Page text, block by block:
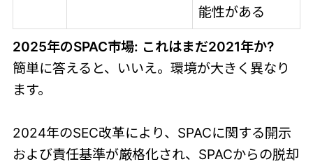
能性がある
2025年のSPAC市場: これはまだ2021年か?
簡単に答えると、いいえ。環境が大きく異なり
ます。
2024年のSEC改革により、SPACに関する開示
および責任基準が厳格化され、SPACからの脱却